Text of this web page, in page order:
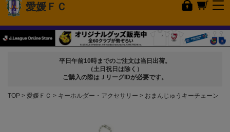
愛媛ＦＣ
平日午前10時までのご注文は当日出荷。
（土日祝日は除く）
ご購入の際はＪリーグIDが必要です。
TOP 愛媛ＦＣ キーホルダー・アクセサリー おまんじゅうキーチェーン